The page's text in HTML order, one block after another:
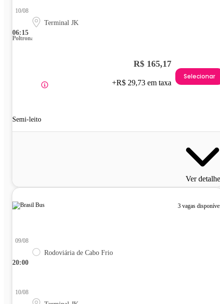
06:15
10/08
Terminal JK
Poltrona
Semi-leito
R$ 165,17
+R$ 29,73 em taxa
Selecionar
Ver
3 vagas
20:00
09/08
Rodoviária de Cabo Frio
10/08